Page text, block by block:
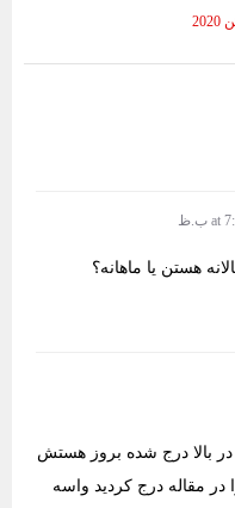
هستن یا ماهانه؟
در بالا درج شده بروز هستش
در مقاله درج کردید واسه